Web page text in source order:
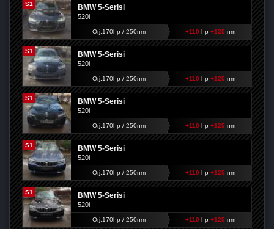
S1 BMW 5-Serisi
520i
Orj:170hp / 250nm +110 hp+125 nm
S1 BMW 5-Serisi
520i
Orj:170hp / 250nm +110 hp+125 nm
S1 BMW 5-Serisi
520i
Orj:170hp / 250nm +110 hp+125 nm
S1 BMW 5-Serisi
520i
Orj:170hp / 250nm +110 hp+125 nm
S1 BMW 5-Serisi
520i
Orj:170hp / 250nm +110 hp+125 nm